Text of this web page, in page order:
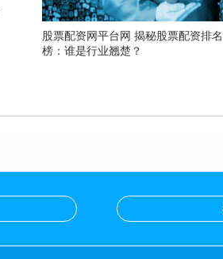
股票配资网平台网 揭秘股票配资排名
榜：谁是行业翘楚？